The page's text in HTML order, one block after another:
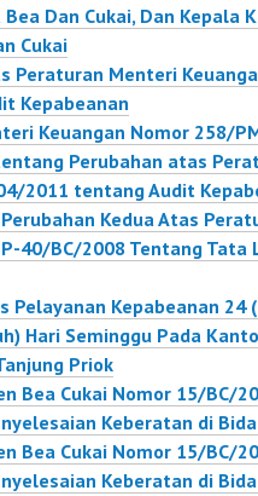
Dan Cukai, Dan Kepala
Cukai
Peraturan Menteri
Kepabeanan
Keuangan Nomor 258/
Perubahan atas
2011 tentang Audit
Kedua Atas
40/BC/2008 Tentang Tata
Pelayanan Kepabeanan 24
Hari Seminggu Pada
Priok
Bea Cukai Nomor 15/BC/
Keberatan di
Bea Cukai Nomor 15/BC/
Keberatan di